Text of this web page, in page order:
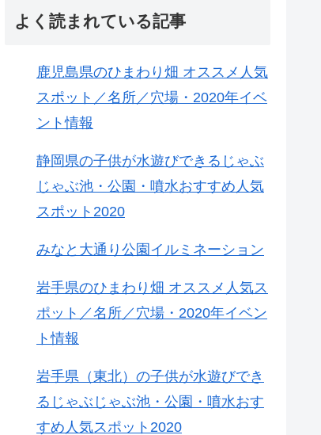
よく読まれている記事
鹿児島県のひまわり畑 オススメ人気
スポット／名所／穴場・2020年イベ
ント情報
静岡県の子供が水遊びできるじゃぶ
じゃぶ池・公園・噴水おすすめ人気
スポット2020
みなと大通り公園イルミネーション
岩手県のひまわり畑 オススメ人気ス
ポット／名所／穴場・2020年イベン
ト情報
岩手県（東北）の子供が水遊びでき
るじゃぶじゃぶ池・公園・噴水おす
すめ人気スポット2020